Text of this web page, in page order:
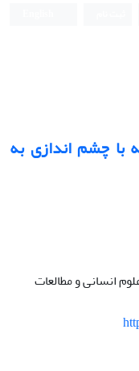
با چشم اندازی به
انسانی و مطالعات